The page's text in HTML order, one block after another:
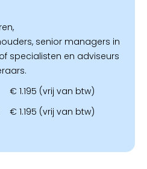
senior managers in
specialisten en adviseurs
€ 1.195 (vrij van btw)
€ 1.195 (vrij van btw)